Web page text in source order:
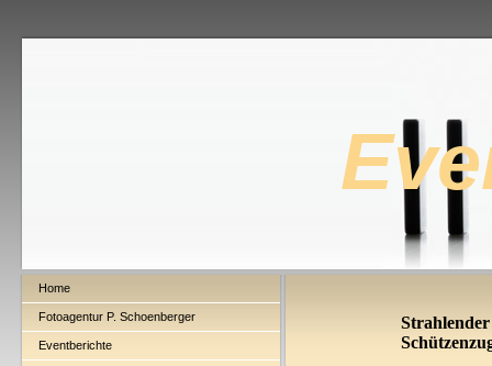
Home
Fotoagentur P. Schoenberger
Eventberichte